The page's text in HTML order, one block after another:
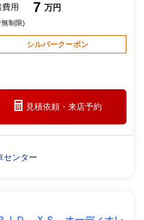
費用 7 万円
制限)
シルバークーポン
見積依頼・来店予約
ンター